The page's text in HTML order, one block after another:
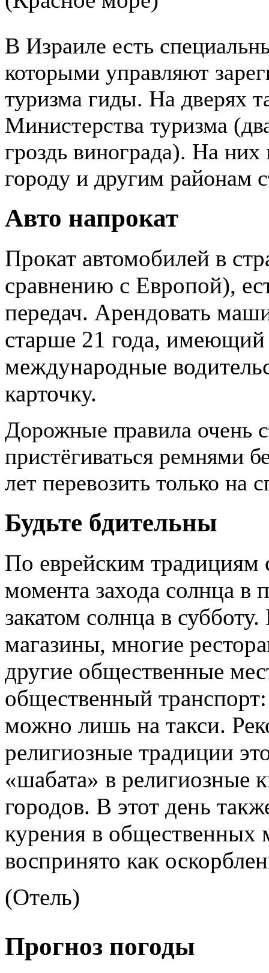
В Израиле есть
которыми управляют
туризма гиды. На дверях
Министерства туризма
гроздь винограда). На
городу и другим районам
Авто напрокат
Прокат автомобилей в
сравнению с Европой),
передач. Арендовать
старше 21 года, имеющий
международные
карточку.
Дорожные правила очень
пристёгиваться ремнями
лет перевозить только на
Будьте бдительны
По еврейским традициям
момента захода солнца в
закатом солнца в
магазины, многие
другие общественные
общественный
можно лишь на такси.
религиозные традиции
«шабата» в религиозные
городов. В этот день
курения в
воспринято как
(Отель)
Прогноз погоды